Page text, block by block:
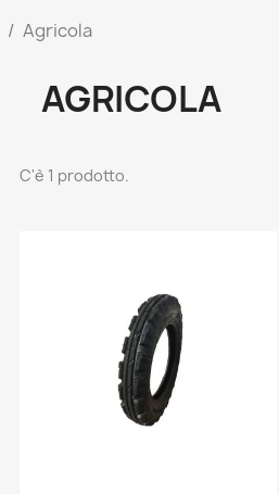
Agricola
AGRICOLA
C'è 1 prodotto.